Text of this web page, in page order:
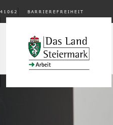
BARRIEREFREIHEIT